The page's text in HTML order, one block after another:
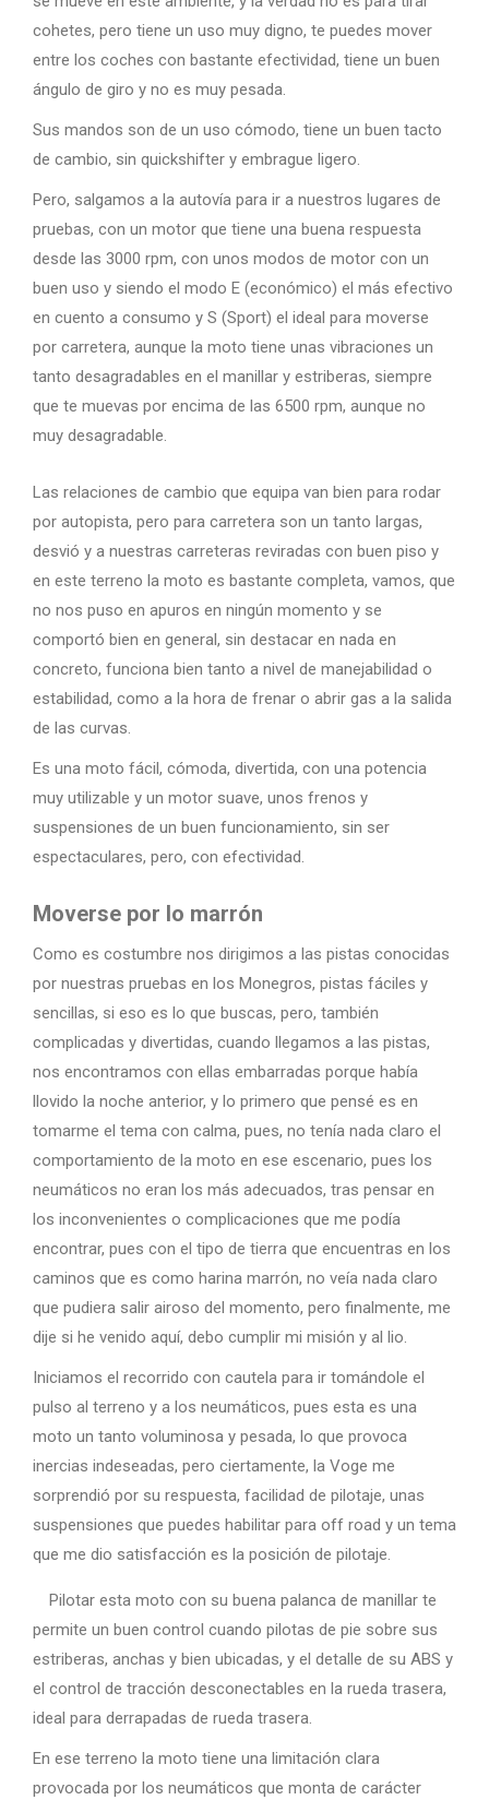
cohetes, pero tiene un uso muy digno, te puedes mover
entre los coches con bastante efectividad, tiene un buen
ángulo de giro y no es muy pesada.
Sus mandos son de un uso cómodo, tiene un buen tacto
de cambio, sin quickshifter y embrague ligero.
Pero, salgamos a la autovía para ir a nuestros lugares de
pruebas, con un motor que tiene una buena respuesta
desde las 3000 rpm, con unos modos de motor con un
buen uso y siendo el modo E (económico) el más efectivo
en cuento a consumo y S (Sport) el ideal para moverse
por carretera, aunque la moto tiene unas vibraciones un
tanto desagradables en el manillar y estriberas, siempre
que te muevas por encima de las 6500 rpm, aunque no
muy desagradable.
Las relaciones de cambio que equipa van bien para rodar
por autopista, pero para carretera son un tanto largas,
desvió y a nuestras carreteras reviradas con buen piso y
en este terreno la moto es bastante completa, vamos, que
no nos puso en apuros en ningún momento y se
comportó bien en general, sin destacar en nada en
concreto, funciona bien tanto a nivel de manejabilidad o
estabilidad, como a la hora de frenar o abrir gas a la salida
de las curvas.
Es una moto fácil, cómoda, divertida, con una potencia
muy utilizable y un motor suave, unos frenos y
suspensiones de un buen funcionamiento, sin ser
espectaculares, pero, con efectividad.
Moverse por lo marrón
Como es costumbre nos dirigimos a las pistas conocidas
por nuestras pruebas en los Monegros, pistas fáciles y
sencillas, si eso es lo que buscas, pero, también
complicadas y divertidas, cuando llegamos a las pistas,
nos encontramos con ellas embarradas porque había
llovido la noche anterior, y lo primero que pensé es en
tomarme el tema con calma, pues, no tenía nada claro el
comportamiento de la moto en ese escenario, pues los
neumáticos no eran los más adecuados, tras pensar en
los inconvenientes o complicaciones que me podía
encontrar, pues con el tipo de tierra que encuentras en los
caminos que es como harina marrón, no veía nada claro
que pudiera salir airoso del momento, pero finalmente, me
dije si he venido aquí, debo cumplir mi misión y al lio.
Iniciamos el recorrido con cautela para ir tomándole el
pulso al terreno y a los neumáticos, pues esta es una
moto un tanto voluminosa y pesada, lo que provoca
inercias indeseadas, pero ciertamente, la Voge me
sorprendió por su respuesta, facilidad de pilotaje, unas
suspensiones que puedes habilitar para off road y un tema
que me dio satisfacción es la posición de pilotaje.
Pilotar esta moto con su buena palanca de manillar te
permite un buen control cuando pilotas de pie sobre sus
estriberas, anchas y bien ubicadas, y el detalle de su ABS y
el control de tracción desconectables en la rueda trasera,
ideal para derrapadas de rueda trasera.
En ese terreno la moto tiene una limitación clara
provocada por los neumáticos que monta de carácter